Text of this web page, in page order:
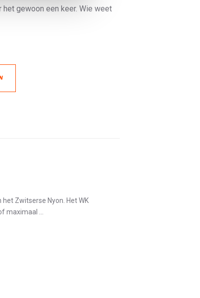
gewoon een keer. Wie weet
Zwitserse Nyon. Het WK
...